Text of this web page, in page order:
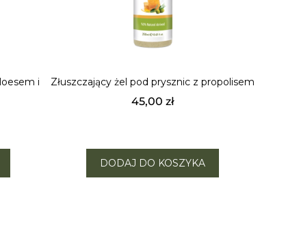
i
Złuszczający żel pod prysznic z propolisem
45,00zł
DODAJ DO KOSZYKA